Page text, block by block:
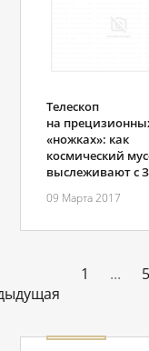
Телескоп
на
«ножках»: как
космический
выслеживают с
09 Марта 2017
1 ... 5